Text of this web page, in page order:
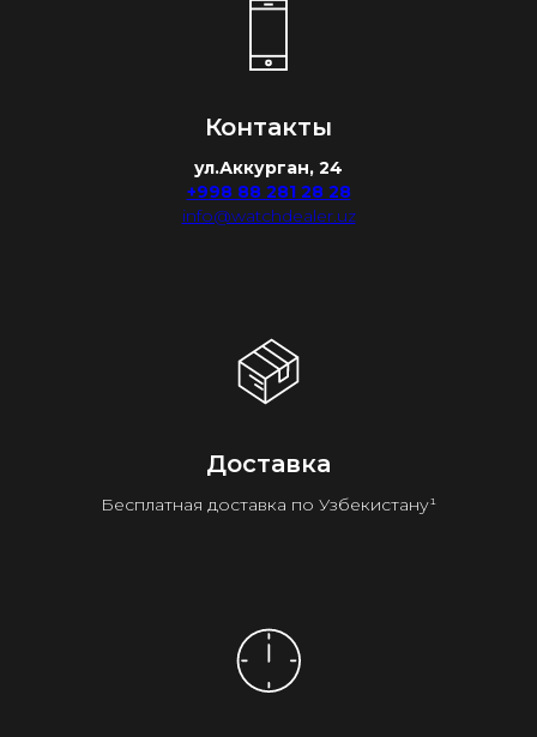
Контакты
ул.Аккурган, 24
+998 88 281 28 28
info@watchdealer.uz
Доставка
Бесплатная доставка по Узбекистану¹